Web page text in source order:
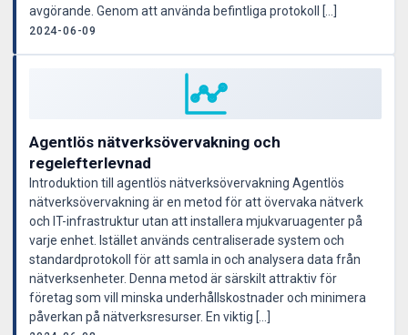
avgörande. Genom att använda befintliga protokoll […]
2024-06-09
Agentlös nätverksövervakning och
regelefterlevnad
Introduktion till agentlös nätverksövervakning Agentlös
nätverksövervakning är en metod för att övervaka nätverk
och IT-infrastruktur utan att installera mjukvaruagenter på
varje enhet. Istället används centraliserade system och
standardprotokoll för att samla in och analysera data från
nätverksenheter. Denna metod är särskilt attraktiv för
företag som vill minska underhållskostnader och minimera
påverkan på nätverksresurser. En viktig […]